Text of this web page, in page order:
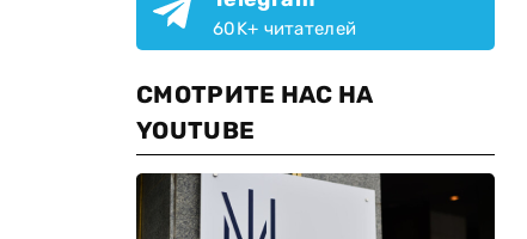
60K+ читателей
СМОТРИТЕ НАС НА
YOUTUBE